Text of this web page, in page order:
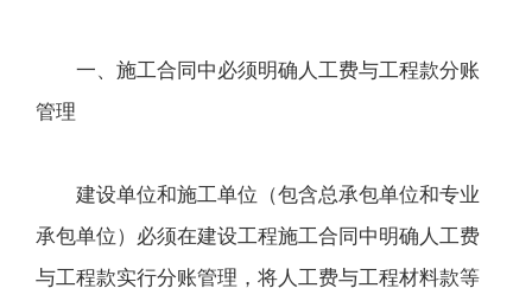
一、施工合同中必须明确人工费与工程款分账
管理
建设单位和施工单位（包含总承包单位和专业
承包单位）必须在建设工程施工合同中明确人工费
与工程款实行分账管理，将人工费与工程材料款等